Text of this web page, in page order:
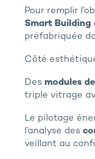
Pour remplir
Smart Building
préfabriquée
Côté
Des modules
triple vitrage
Le pilotage
l’analyse des
veillant au